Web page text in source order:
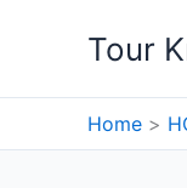
Tour
Home